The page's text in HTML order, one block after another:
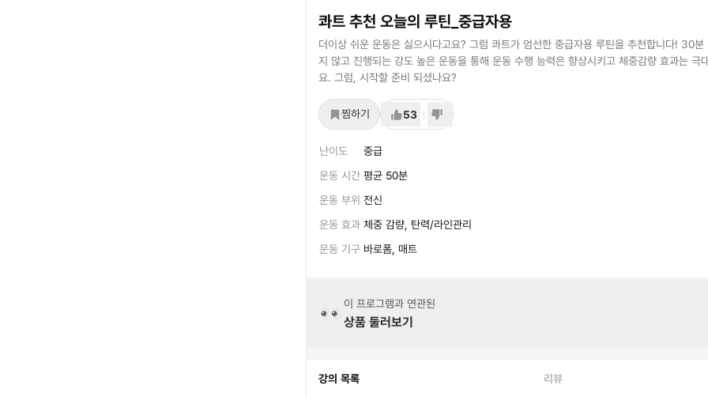
콰트 추천 오늘의 루틴_중급자용
더이상 쉬운 운동은 싫으시다고요? 그럼 콰트가 엄선한 중급자용 루틴을 추천합니다! 30분
지 않고 진행되는 강도 높은 운동을 통해 운동 수행 능력은 향상시키고 체중감량 효과는 극
요. 그럼, 시작할 준비 되셨나요?
찜하기 53
난이도
중급
운동 시간 평균 50분
운동 부위 전신
운동 효과 체중 감량, 탄력/라인관리
운동 기구 바로폼, 매트
이 프로그램과 연관된
상품 둘러보기
강의 목록 리뷰